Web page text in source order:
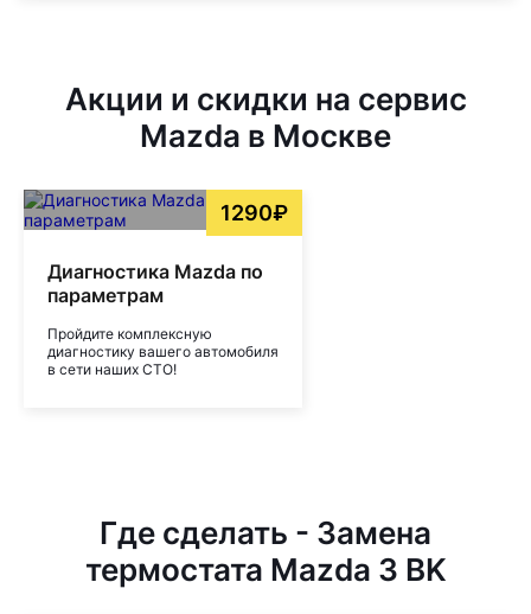
Акции и скидки на сервис
Mazda в Москве
1290₽
Диагностика Mazda по
параметрам
Пройдите комплексную
диагностику вашего автомобиля
в сети наших СТО!
Где сделать - Замена
термостата Mazda 3 BK